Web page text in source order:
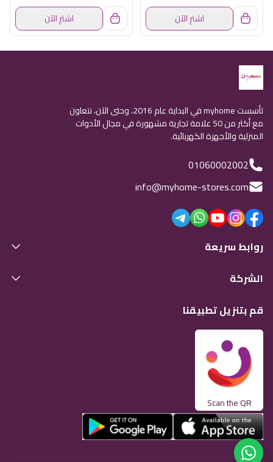
اشترِ الآن
اشترِ الآن
تأسست myhome في البداية عام 2016، وحتى الآن، نتعاون
مع أكثر من 50 علامة تجارية مشهورة في مجال الأدوات
المنزلية والأجهزة الكهربائية.
01060002002
info@myhome-stores.com
روابط سريعة
الشركة
قم بتنزيل تطبيقنا
Scan the QR